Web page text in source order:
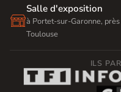

Salle d'exposition
à Portet-sur-Garonne,
Toulouse
ILS